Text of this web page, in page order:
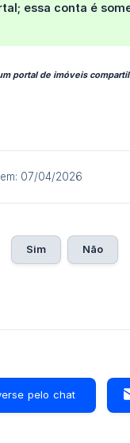
essa conta é
portal de imóveis
07/04/2026
Sim Não
pelo chat